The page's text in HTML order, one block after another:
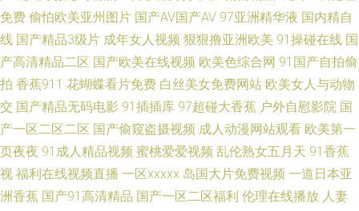
久曰成人 91福利姬影院 国产日韩成人视频 伊人影院欧美 日韩视频一类 亚洲
网 欧美久草在线视频观看 91豆视频 韩国伦理妈妈的朋友 亚洲精品99久久 超
碰色91 日韩刺激福利网址 91污污在線視頻觀看 欧美亚洲日韩国产 91视频社
区 久草网站 亚洲第五页 操B在线公开视频 日韩别类 99微拍福利视频 少妇肏
免费 偷怕欧美亚州图片 国产AV国产AV 97亚洲精华液 国内精自
线 国产精品3级片 成年女人视频 狠狠撸亚洲欧美 91操碰在线 国
产高清精品二区 国产欧美在线视频 欧美色综合网 91国产自拍偷
拍 香蕉911 花蝴蝶看片免费 白丝美女免费网站 欧美女人与动物
交 国产精品无码电影 91插插库 97超碰大香蕉 户外自慰影院 国
产一区二区二区 国产偷窥盗摄视频 成人动漫网站观看 欧美第一
页夜夜 91成人精品视频 蜜桃爱爱视频 乱伦熟女五月天 91香蕉
视 福利在线视频直播 一区xxxxx 岛国大片免费视频 一道日本亚
洲香蕉 国产91高清精品 国产一区二区福利 伦理在线播放 人妻